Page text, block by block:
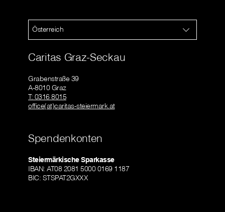
Österreich
Caritas Graz-Seckau
Grabenstraße 39
A-8010 Graz
T: 0316 8015
office(at)caritas-steiermark.at
Spendenkonten
Steiermärkische Sparkasse
IBAN: AT08 2081 5000 0169 1187
BIC: STSPAT2GXXX